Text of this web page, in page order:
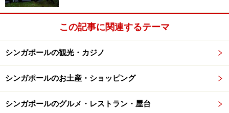
この記事に関連するテーマ
シンガポールの観光・カジノ
シンガポールのお土産・ショッピング
シンガポールのグルメ・レストラン・屋台